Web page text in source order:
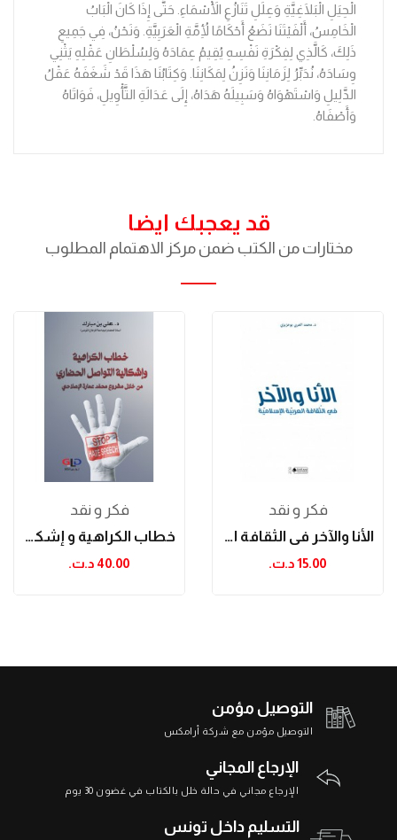
الْحِيَلِ الْبَلَاغِيَّةِ وَعِلَلِ تَنَازُعِ الْأَسْمَاءِ. حَتَّى إِذَا كَانَ الْبَابُ
الْخَامِسُ، أَلْفَيْتَنَا نَضَعُ أَحْكَامًا لِأُمَّةِ الْعَرَبِيَّةِ. وَنَحْنُ، فِي جَمِيعِ
ذَلِكَ، كَالَّذِي لِفِكْرَةِ نَفْسِهِ يُقِيمُ عِمَادَهُ وَلِسُلْطَانِ عَقْلِهِ يَثْنِي
وِسَادَهُ، نُدَبِّرُ لِزَمَانِنَا وَنَزِنُ لِمَكَانِنَا. وَكِتَابُنَا هَذَا قَدْ شَغَفَهُ عَقْلُ
الدَّلِيلِ وَاسْتَهْوَاهُ وَسَبِيلَهُ هَدَاهُ، إِلَى عَدَالَةِ التَّأْوِيلِ، فَوَاتَاهُ
وَأَصْفَاهُ.
قد يعجبك ايضا
مختارات من الكتب ضمن مركز الاهتمام المطلوب
فكر و نقد
خطاب الكراهية و إشكالية التواصل الحضاري من خلال...
40.00 د.ت.‏
فكر و نقد
الأنا والآخر في الثقافة العربية الإسلامية
15.00 د.ت.‏
التوصيل مؤمن
التوصيل مؤمن مع شركة أرامكس
الإرجاع المجاني
الإرجاع مجاني في حالة خلل بالكتاب في غضون 30 يوم
التسليم داخل تونس